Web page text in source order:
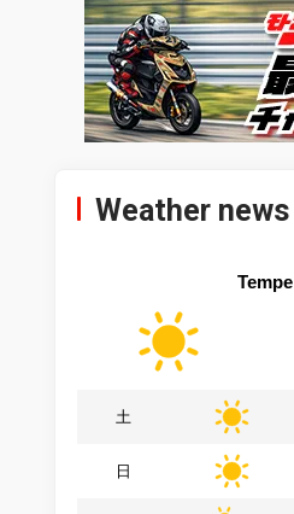
Weather news
Tempe
土
日